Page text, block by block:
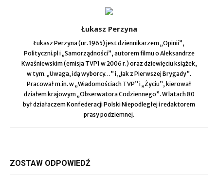
Łukasz Perzyna
Łukasz Perzyna (ur. 1965) jest dziennikarzem „Opinii”,
Polityczni.pl i „Samorządności”, autorem filmu o Aleksandrze
Kwaśniewskim (emisja TVP1 w 2006 r.) oraz dziewięciu książek,
w tym. „Uwaga, idą wyborcy…” i „Jak z Pierwszej Brygady”.
Pracował m.in. w „Wiadomościach TVP” i „Życiu”, kierował
działem krajowym „Obserwatora Codziennego”. W latach 80
był działaczem Konfederacji Polski Niepodległej i redaktorem
prasy podziemnej.
ZOSTAW ODPOWIEDŹ